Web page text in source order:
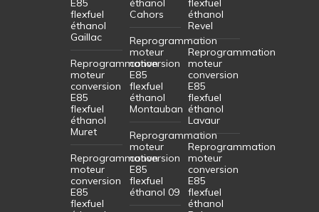
E85
flexfuel
éthanol
Gaillac
Reprogrammation
moteur
conversion
E85
flexfuel
éthanol
Muret
Reprogrammation
moteur
conversion
E85
flexfuel
éthanol
Cahors
Reprogrammation
moteur
conversion
E85
flexfuel
éthanol
Montauban
Reprogrammation
moteur
conversion
E85
flexfuel
éthanol 09
flexfuel
éthanol
Revel
Reprogrammation
moteur
conversion
E85
flexfuel
éthanol
Lavaur
Reprogrammation
moteur
conversion
E85
flexfuel
éthanol